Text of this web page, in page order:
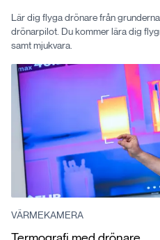
Lär dig flyga drönare från
drönarpilot. Du kommer lära dig
samt mjukvara.
VÄRMEKAMERA